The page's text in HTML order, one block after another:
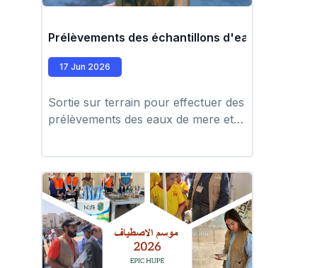
Prélèvements des échantillons d'eau de mer
17 Jun 2026
Sortie sur terrain pour effectuer des
prélèvements des eaux de mere et
par l'équipe du laboratoire Hupe.
#EPIC_HUPE